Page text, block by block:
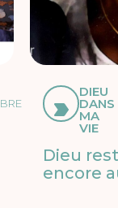
DIEU
DANS
MA
VIE
Dieu
encore